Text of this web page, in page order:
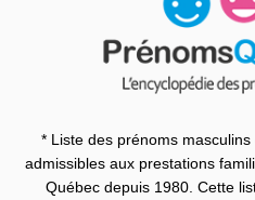
* Liste des prénoms
admissibles aux prestations
Québec depuis 1980. Cette